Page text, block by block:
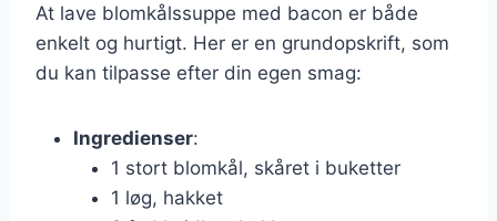
At lave blomkålssuppe med bacon er både
enkelt og hurtigt. Her er en grundopskrift, som
du kan tilpasse efter din egen smag:
Ingredienser:
1 stort blomkål, skåret i buketter
1 løg, hakket